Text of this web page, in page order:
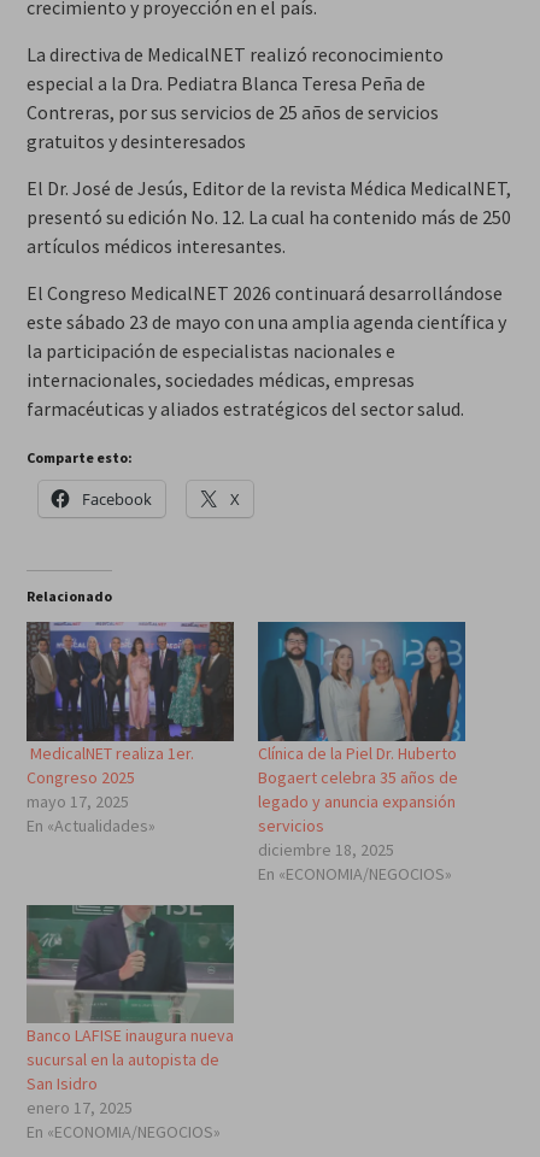
crecimiento y proyección en el país.
La directiva de MedicalNET realizó reconocimiento
especial a la Dra. Pediatra Blanca Teresa Peña de
Contreras, por sus servicios de 25 años de servicios
gratuitos y desinteresados
El Dr. José de Jesús, Editor de la revista Médica MedicalNET,
presentó su edición No. 12. La cual ha contenido más de 250
artículos médicos interesantes.
El Congreso MedicalNET 2026 continuará desarrollándose
este sábado 23 de mayo con una amplia agenda científica y
la participación de especialistas nacionales e
internacionales, sociedades médicas, empresas
farmacéuticas y aliados estratégicos del sector salud.
Comparte esto:
Facebook X
Relacionado
MedicalNET realiza 1er.
Congreso 2025
mayo 17, 2025
En «Actualidades»
Clínica de la Piel Dr. Huberto
Bogaert celebra 35 años de
legado y anuncia expansión
servicios
diciembre 18, 2025
En «ECONOMIA/NEGOCIOS»
Banco LAFISE inaugura nueva
sucursal en la autopista de
San Isidro
enero 17, 2025
En «ECONOMIA/NEGOCIOS»